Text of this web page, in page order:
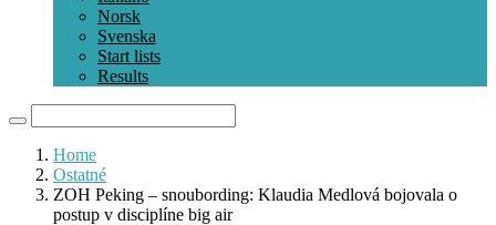
Norsk
Svenska
Start lists
Results
Home
Ostatné
ZOH Peking – snoubording: Klaudia Medlová bojovala o
postup v disciplíne big air